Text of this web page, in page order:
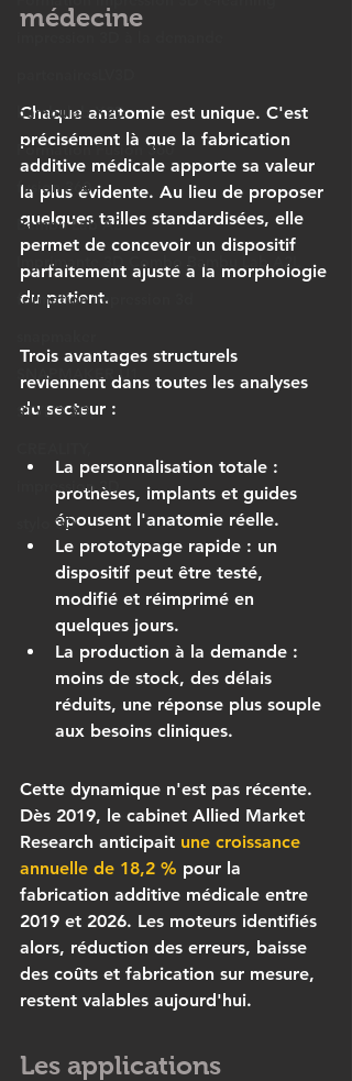
bambulab X2D
Formation Fusion 360
fusion 360
Bambu Lab A2
Imprimante 3D Combo Bambu Lab A2L
formation impression 3d
SNAPMAKER U1
STYLO 3D,
impression 3D
stylo 3D
médecine
Chaque anatomie est unique. C'est
précisément là que la fabrication
additive médicale apporte sa valeur
la plus évidente. Au lieu de proposer
quelques tailles standardisées, elle
permet de concevoir un dispositif
parfaitement ajusté à la morphologie
du patient.
Trois avantages structurels
reviennent dans toutes les analyses
du secteur :
La personnalisation totale :
prothèses, implants et guides
épousent l'anatomie réelle.
Le prototypage rapide : un
dispositif peut être testé,
modifié et réimprimé en
quelques jours.
La production à la demande :
moins de stock, des délais
réduits, une réponse plus souple
aux besoins cliniques.
Cette dynamique n'est pas récente.
Dès 2019, le cabinet Allied Market
Research anticipait une croissance
annuelle de 18,2 % pour la
fabrication additive médicale entre
2019 et 2026. Les moteurs identifiés
alors, réduction des erreurs, baisse
des coûts et fabrication sur mesure,
restent valables aujourd'hui.
Les applications